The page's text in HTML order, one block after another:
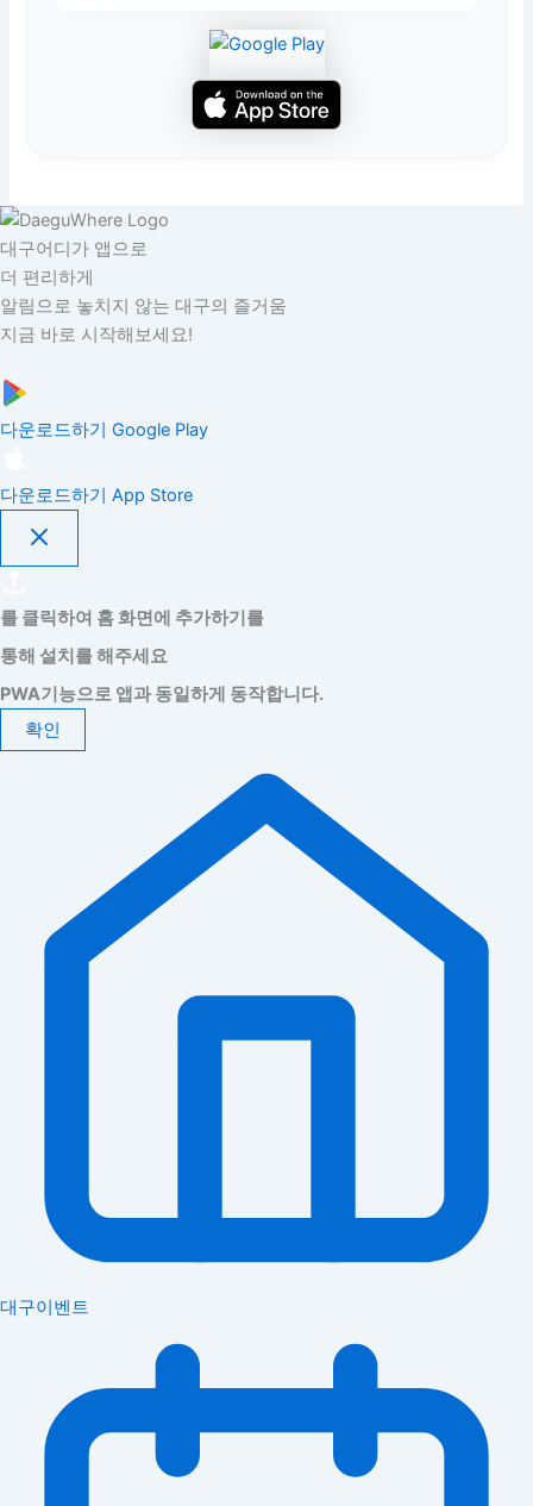
대구어디가 앱으로
더 편리하게
알림으로 놓치지 않는 대구의 즐거움
지금 바로 시작해보세요!
다운로드하기 Google Play
다운로드하기 App Store
를 클릭하여 홈 화면에 추가하기를
통해 설치를 해주세요
PWA기능으로 앱과 동일하게 동작합니다.
확인
대구이벤트